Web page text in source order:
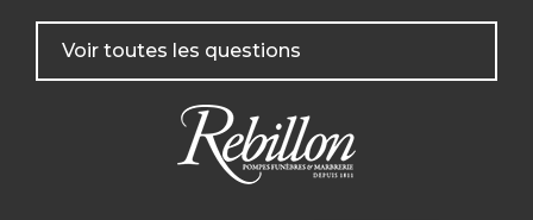
Voir toutes les questions